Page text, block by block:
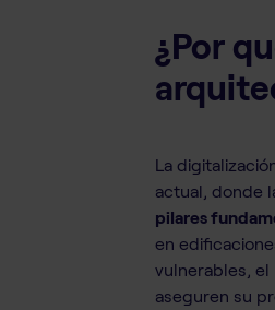
¿Por
La
actual, donde
pilares
en
vulnerables,
aseguren su